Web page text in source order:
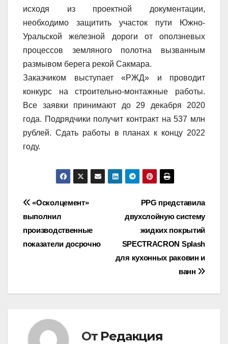
исходя из проектной документации,
необходимо защитить участок пути Южно-
Уральской железной дороги от оползневых
процессов земляного полотна вызванным
размывом берега рекой Сакмара.
Заказчиком выступает «РЖД» и проводит
конкурс на строительно-монтажные работы.
Все заявки принимают до 29 декабря 2020
года. Подрядчики получит контракт на 537 млн
рублей. Сдать работы в планах к концу 2022
году.
Навигация
по
записям
PPG представила
двухслойную систему
жидких покрытий
SPECTRACRON Splash
для кухонных раковин и
ванн
«Осколцемент»
выполнил
производственные
показатели досрочно
От Редакция